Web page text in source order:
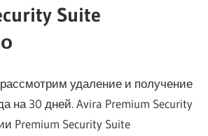
Suite
удаление и получение
на 30 дней. Avira Premium Security
Premium Security Suite